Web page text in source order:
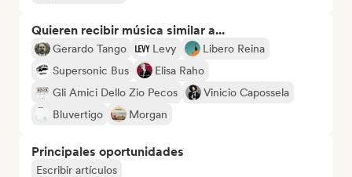
Quieren recibir música similar a...
Gerardo Tango Levy
Libero Reina
Supersonic Bus
Elisa Raho
Gli Amici Dello Zio Pecos
Vinicio Capossela
Bluvertigo
Morgan
Principales oportunidades
Escribir artículos